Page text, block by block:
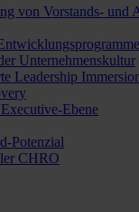
von Vorstands- und
Unternehmenskultur
Leadership
Ebene
Potenzial
CHRO